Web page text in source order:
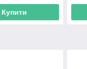
Купити